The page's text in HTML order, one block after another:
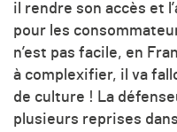
il rendre son accès et
pour les
n’est pas facile, en
à complexifier, il va
de culture ! La
plusieurs reprises